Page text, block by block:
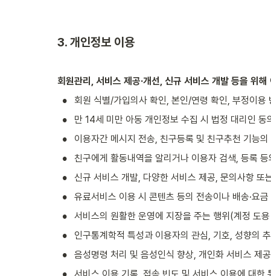
3. 개인정보 이용
회원관리, 서비스 제공·개선, 신규 서비스 개발 등을 위해
• 회원 식별/가입의사 확인, 본인/연령 확인, 부정이용
• 만 14세 미만 아동 개인정보 수집 시 법정 대리인
• 이용자간 메시지 전송, 친구등록 및 친구추천 기능의
• 친구에게 활동내역을 알리거나 이용자 검색, 등록
• 신규 서비스 개발, 다양한 서비스 제공, 문의사항 또
• 유료서비스 이용 시 콘텐츠 등의 전송이나 배송·요금
• 서비스의 원활한 운영에 지장을 주는 행위(계정 도
• 인구통계학적 특성과 이용자의 관심, 기호, 성향의
• 음성명령 처리 및 음성인식 향상, 개인화 서비스 제공